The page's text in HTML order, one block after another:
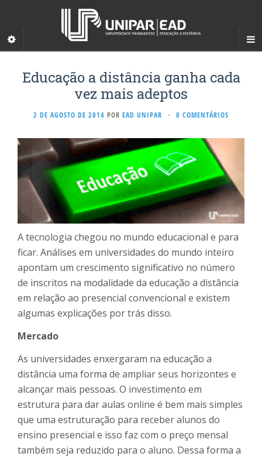
Educação a distância ganha cada
vez mais adeptos
2 DE AGOSTO DE 2014 POR EAD UNIPAR · 0 COMENTÁRIOS
A tecnologia chegou no mundo educacional e para
ficar. Análises em universidades do mundo inteiro
apontam um crescimento significativo no número
de inscritos na modalidade da educação a distância
em relação ao presencial convencional e existem
algumas explicações por trás disso.
Mercado
As universidades enxergaram na educação a
distância uma forma de ampliar seus horizontes e
alcançar mais pessoas. O investimento em
estrutura para dar aulas online é bem mais simples
que uma estruturação para receber alunos do
ensino presencial e isso faz com o preço mensal
também seja reduzido para o aluno. Dessa forma a